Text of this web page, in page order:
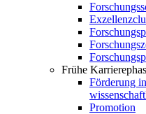
Frühe
Förderung
Promotion